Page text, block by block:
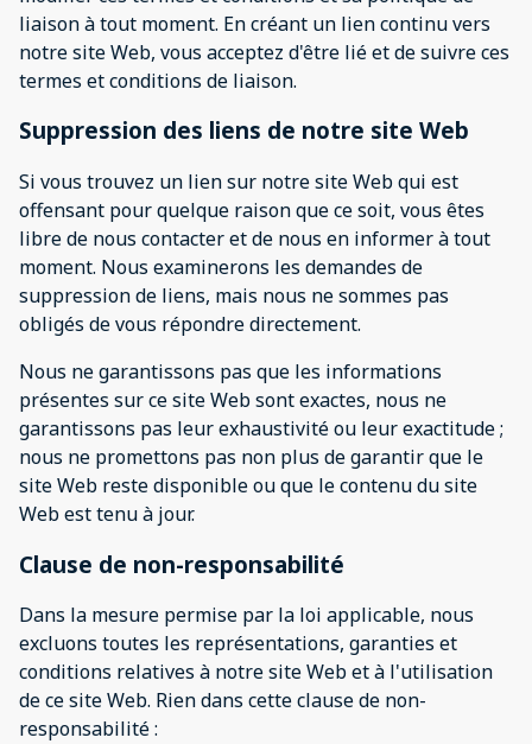
liaison à tout moment. En créant un lien continu vers
notre site Web, vous acceptez d'être lié et de suivre ces
termes et conditions de liaison.
Suppression des liens de notre site Web
Si vous trouvez un lien sur notre site Web qui est
offensant pour quelque raison que ce soit, vous êtes
libre de nous contacter et de nous en informer à tout
moment. Nous examinerons les demandes de
suppression de liens, mais nous ne sommes pas
obligés de vous répondre directement.
Nous ne garantissons pas que les informations
présentes sur ce site Web sont exactes, nous ne
garantissons pas leur exhaustivité ou leur exactitude ;
nous ne promettons pas non plus de garantir que le
site Web reste disponible ou que le contenu du site
Web est tenu à jour.
Clause de non-responsabilité
Dans la mesure permise par la loi applicable, nous
excluons toutes les représentations, garanties et
conditions relatives à notre site Web et à l'utilisation
de ce site Web. Rien dans cette clause de non-
responsabilité :